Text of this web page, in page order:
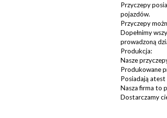
Przyczepy
pojazdów.
Przyczepy
Dopełnimy
prowadzoną
Produkcja:
Nasze
Produkowane
Posiadają atest
Nasza firma to
Dostarczamy